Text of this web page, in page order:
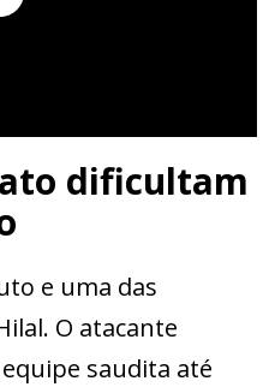
dificultam
e uma das
O atacante
saudita até